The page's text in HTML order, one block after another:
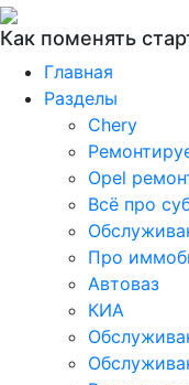
Как поменять
Главная
Разделы
Chery
Opel
Всё про
Про
Автоваз
КИА